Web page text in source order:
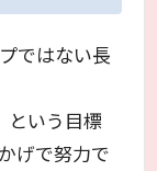
ではない長
という目標
げで努力で